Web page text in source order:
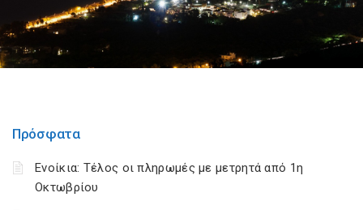
Πρόσφατα
Ενοίκια: Τέλος οι πληρωμές με μετρητά από 1η
Οκτωβρίου